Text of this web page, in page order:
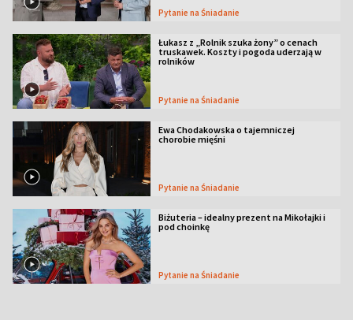
Pytanie na Śniadanie
Łukasz z „Rolnik szuka żony” o cenach
truskawek. Koszty i pogoda uderzają w
rolników
Pytanie na Śniadanie
Ewa Chodakowska o tajemniczej
chorobie mięśni
Pytanie na Śniadanie
Biżuteria – idealny prezent na Mikołajki i
pod choinkę
Pytanie na Śniadanie